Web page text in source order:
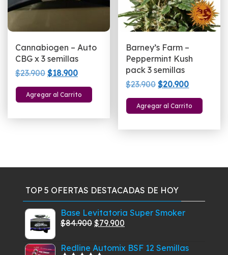
Cannabiogen – Auto
CBG x 3 semillas
$23.900 El
precio
original
$18.900El
precio
actual
Agregar al Carrito
Barney’s Farm –
Peppermint Kush
pack 3 semillas
$23.900El
precio
original
$20.900El
precio
actual
Agregar al Carrito
TOP 5 OFERTAS DESTACADAS DE HOY
Base Levitatoria Super Smoker
$84.900 El
original
$79.900
actual
Redline Automix BSF 12 Semillas